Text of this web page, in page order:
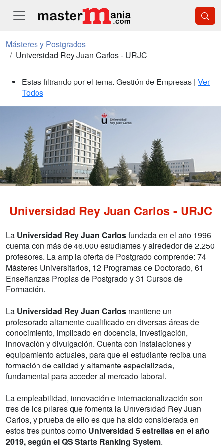
Másteres y Postgrados
Universidad Rey Juan Carlos - URJC
Estas filtrando por el tema: Gestión de Empresas | Ver
Todos
Universidad Rey Juan Carlos - URJC
La Universidad Rey Juan Carlosfundada en el año 1996
cuenta con más de 46.000 estudiantes y alrededor de 2.250
profesores. La amplia oferta de Postgrado comprende: 74
Másteres Universitarios, 12 Programas de Doctorado, 61
Enseñanzas Propias de Postgrado y 31 Cursos de
Formación.
La Universidad Rey Juan Carlos mantiene un
profesorado altamente cualificado en diversas áreas de
conocimiento, implicado en docencia, investigación,
innovación y divulgación. Cuenta con instalaciones y
equipamiento actuales, para que el estudiante reciba una
formación de calidad y altamente especializada,
fundamental para acceder al mercado laboral.
La empleabilidad, innovación e internacionalización son
tres de los pilares que fomenta la Universidad Rey Juan
Carlos, y prueba de ello es que ha sido considerada en
estos tres puntos como Universidad 5 estrellas en el año
2019, según el QS Starts Ranking System.